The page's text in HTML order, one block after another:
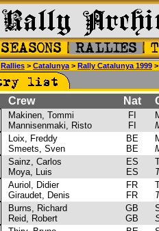
Rallies > Catalunya > Rally Catalunya 1999
Crew Nat
Makinen, Tommi
Mannisenmaki, Risto
FI
FI
Loix, Freddy
Smeets, Sven
BE
BE
Sainz, Carlos
Moya, Luis
ES
ES
Auriol, Didier
Giraudet, Denis
FR
FR
Burns, Richard
Reid, Robert
GB
GB